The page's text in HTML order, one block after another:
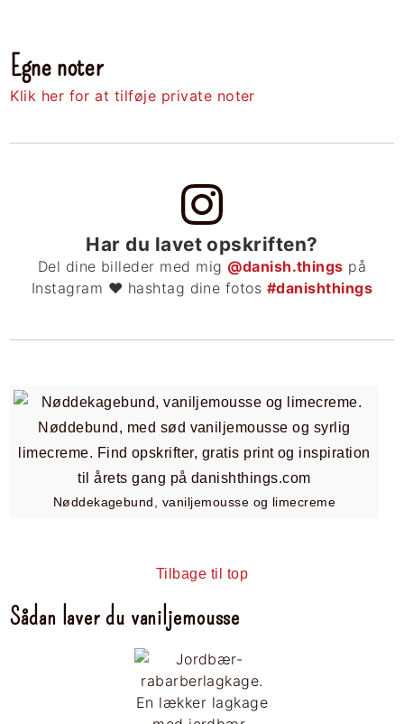
Egne noter
Klik her for at tilføje private noter
Har du lavet opskriften?
Del dine billeder med mig @danish.things på
Instagram ❤ hashtag dine fotos #danishthings
Nøddekagebund, vaniljemousse og limecreme
Tilbage til top
Sådan laver du vaniljemousse